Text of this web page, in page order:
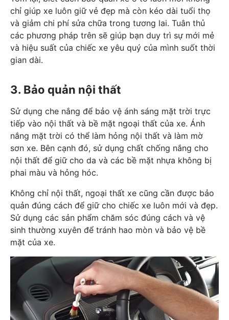
chỉ giúp xe luôn giữ vẻ đẹp mà còn kéo dài tuổi thọ
và giảm chi phí sửa chữa trong tương lai. Tuân thủ
các phương pháp trên sẽ giúp bạn duy trì sự mới mẻ
và hiệu suất của chiếc xe yêu quý của mình suốt thời
gian dài.
3. Bảo quản nội thất
Sử dụng che nắng để bảo vệ ánh sáng mặt trời trực
tiếp vào nội thất và bề mặt ngoại thất của xe. Ánh
nắng mặt trời có thể làm hỏng nội thất và làm mờ
sơn xe. Bên cạnh đó, sử dụng chất chống nắng cho
nội thất để giữ cho da và các bề mặt nhựa không bị
phai màu và hỏng hóc.
Không chỉ nội thất, ngoại thất xe cũng cần được bảo
quản đúng cách để giữ cho chiếc xe luôn mới và đẹp.
Sử dụng các sản phẩm chăm sóc đúng cách và vệ
sinh thường xuyên để tránh hao mòn và bảo vệ bề
mặt của xe.